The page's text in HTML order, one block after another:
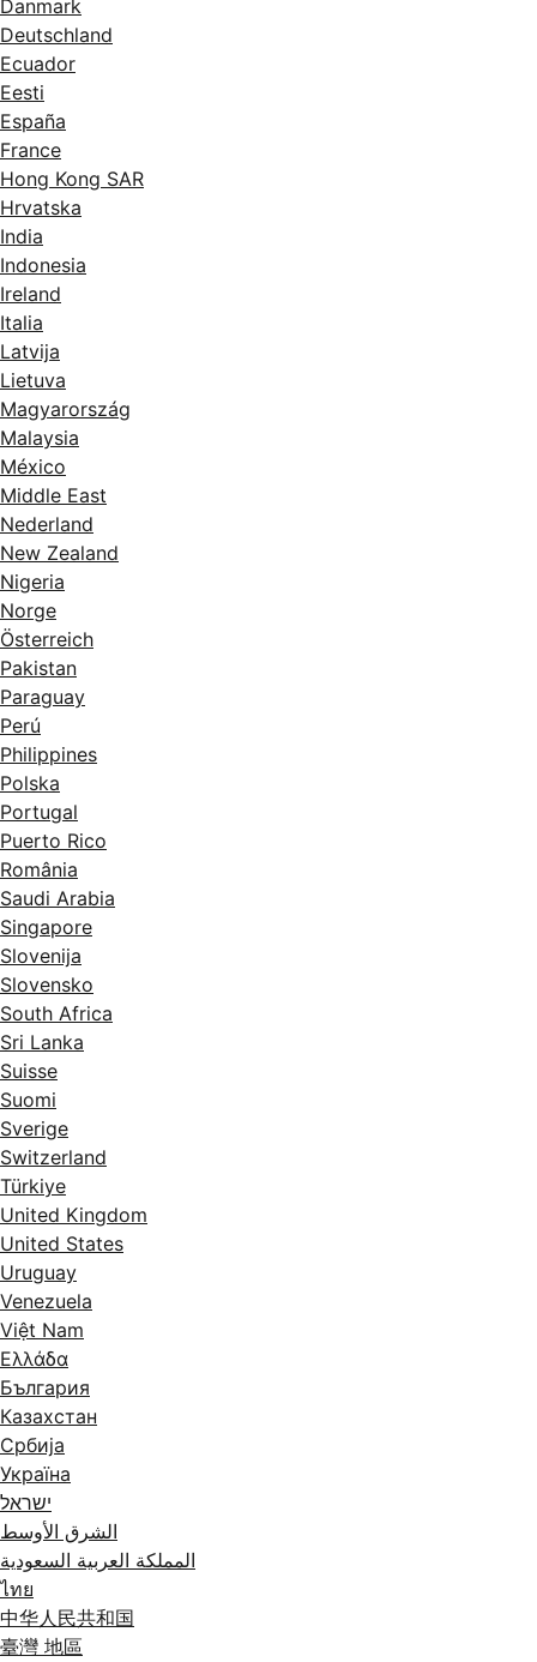
Danmark
Deutschland
Ecuador
Eesti
España
France
Hong Kong SAR
Hrvatska
India
Indonesia
Ireland
Italia
Latvija
Lietuva
Magyarország
Malaysia
México
Middle East
Nederland
New Zealand
Nigeria
Norge
Österreich
Pakistan
Paraguay
Perú
Philippines
Polska
Portugal
Puerto Rico
România
Saudi Arabia
Singapore
Slovenija
Slovensko
South Africa
Sri Lanka
Suisse
Suomi
Sverige
Switzerland
Türkiye
United Kingdom
United States
Uruguay
Venezuela
Việt Nam
Ελλάδα
България
Казахстан
Србија
Україна
ישראל
الشرق الأوسط
المملكة العربية السعودية
ไทย
中华人民共和国
臺灣 地區